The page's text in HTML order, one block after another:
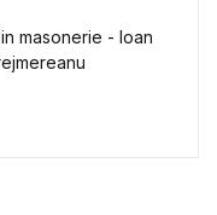
masonerie - Ioan